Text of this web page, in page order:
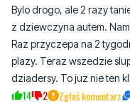
Bylo drogo, ale 2 razy
z dziewczyna autem.
Raz przyczepa na 2
plazy. Teraz wszedzie
dziadersy. To juz nie ten
14 2 Zgłoś komentarz